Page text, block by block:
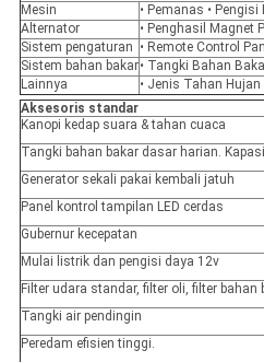
Mesin
• Pemanas •
Alternator
• Penghasil Magnet
Sistem pengaturan • Remote Control
Sistem bahan bakar• Tangki Bahan
Lainnya
• Jenis Tahan
Aksesoris standar
Kanopi kedap suara & tahan cuaca
Tangki bahan bakar dasar harian.
Generator sekali pakai kembali jatuh
Panel kontrol tampilan LED cerdas
Gubernur kecepatan
Mulai listrik dan pengisi daya 12v
Filter udara standar, filter oli, filter bahan
Tangki air pendingin
Peredam efisien tinggi.